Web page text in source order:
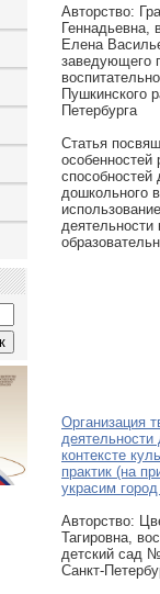
Авторcтво:
Геннадьевна,
Елена
заведующего
Пушкинского
Петербурга
Статья
особенностей
способностей
дошкольного
деятельности
Организация
деятельности
контексте
практик (на
украсим
Авторcтво:
Тагировна,
детский сад
Санкт-